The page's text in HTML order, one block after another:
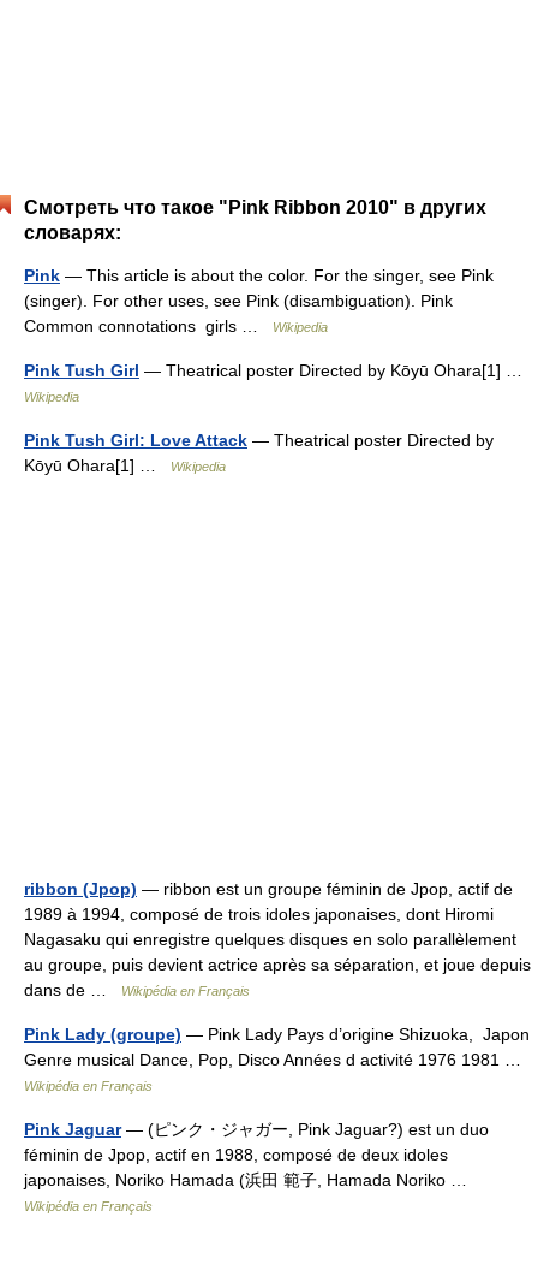
Смотреть что такое "Pink Ribbon 2010" в других
словарях:
Pink — This article is about the color. For the singer, see Pink
(singer). For other uses, see Pink (disambiguation). Pink
Common connotations girls …
Wikipedia
Pink Tush Girl — Theatrical poster Directed by Kōyū Ohara[1] …
Wikipedia
Pink Tush Girl: Love Attack — Theatrical poster Directed by
Kōyū Ohara[1] …
Wikipedia
ribbon (Jpop) — ribbon est un groupe féminin de Jpop, actif de
1989 à 1994, composé de trois idoles japonaises, dont Hiromi
Nagasaku qui enregistre quelques disques en solo parallèlement
au groupe, puis devient actrice après sa séparation, et joue depuis
dans de …
Wikipédia en Français
Pink Lady (groupe) — Pink Lady Pays d’origine Shizuoka, Japon
Genre musical Dance, Pop, Disco Années d activité 1976 1981 …
Wikipédia en Français
Pink Jaguar— (ピンク・ジャガー, Pink Jaguar?) est un duo
féminin de Jpop, actif en 1988, composé de deux idoles
japonaises, Noriko Hamada (浜田 範子, Hamada Noriko …
Wikipédia en Français